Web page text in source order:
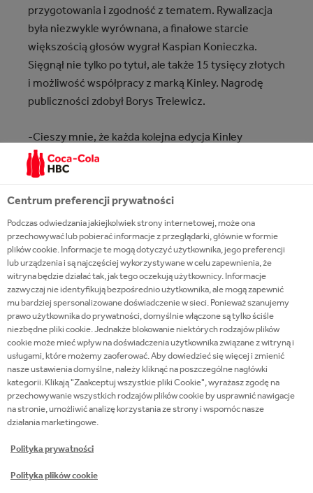
przygotowania i zgodność z tematem. Rywalizacja
była niezwykle wyrównana, a finałowe starcie
większością głosów wygrał Kaspian Konieczka.
Sięgnął nie tylko po tytuł, ale także 15 tysięcy złotych
i możliwość współpracy z marką Kinley. Nagrodę
publiczności zdobył Borys Trelewicz.
-Cieszy mnie, że każda kolejna edycja Kinley
Mixology Club przyciąga tak utalentowane osoby z
polskiej sceny barmańskiej. Tegoroczny finał był
uczestników udowodniła, że Kinley we wszystkich
swoich wariantach to bardzo uniwersalny i
wszechstronny produkt. Stworzyli oni na bazie
toników połączenia słodkie, gorzkie, kwaśne,
wytrawne zaskakując jury swoją kreatywnością i
techniką. Ważną częścią Kinley Mixology Club są też
poprzedzające konkurs warsztaty z ekspertami.
Chcemy, by marka była partnerem w kreowaniu
wyjątkowych koktajlowych doświadczeń i
inspirowała do podnoszenia swoich umiejętności za
barem - mówi Marta Matusiewicz-Ołówka, Out Of
Home Marketing Execution Lead w Coca-Cola HBC
Polska.
marka Kinley, dystrybuowana przez Coca-Cola HBC
Centrum preferencji prywatności
Podczas odwiedzania jakiejkolwiek strony internetowej, może ona
przechowywać lub pobierać informacje z przeglądarki, głównie w formie
plików cookie. Informacje te mogą dotyczyć użytkownika, jego preferencji
lub urządzenia i są najczęściej wykorzystywane w celu zapewnienia, że
witryna będzie działać tak, jak tego oczekują użytkownicy. Informacje
zazwyczaj nie identyfikują bezpośrednio użytkownika, ale mogą zapewnić
mu bardziej spersonalizowane doświadczenie w sieci. Ponieważ szanujemy
prawo użytkownika do prywatności, domyślnie włączone są tylko ściśle
niezbędne pliki cookie. Jednakże blokowanie niektórych rodzajów plików
cookie może mieć wpływ na doświadczenia użytkownika związane z witryną i
usługami, które możemy zaoferować. Aby dowiedzieć się więcej i zmienić
nasze ustawienia domyślne, należy kliknąć na poszczególne nagłówki
kategorii. Klikają "Zaakceptuj wszystkie pliki Cookie", wyrażasz zgodę na
przechowywanie wszystkich rodzajów plików cookie by usprawnić nawigacje
na stronie, umożliwić analizę korzystania ze strony i wspomóc nasze
działania marketingowe.
Polityka prywatności
Polityka plików cookie